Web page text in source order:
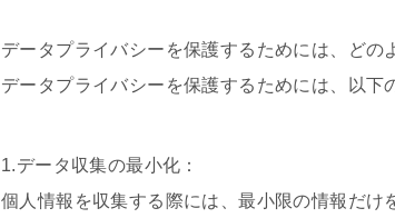
データプライバシーを保護するためには、どの
データプライバシーを保護するためには、以下
1.データ収集の最小化：
個人情報を収集する際には、最小限の情報だけ